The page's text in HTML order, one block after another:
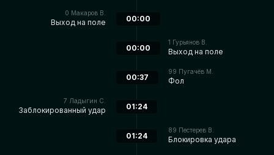
0 Макаров В.
Выход на поле 00:00
1 Гурьянов В.
Выход на поле
00:00
99 Пугачёв М.
Фол
00:37
7 Ладыгин С.
Заблокированный удар 01:24
89 Пестерев В.
Блокировка удара
01:24